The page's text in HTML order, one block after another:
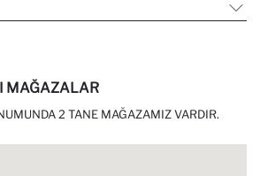
MAĞAZALAR
2 TANE MAĞAZAMIZ VARDIR.